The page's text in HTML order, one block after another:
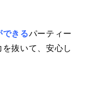
きるパーティー
抜いて、安心し